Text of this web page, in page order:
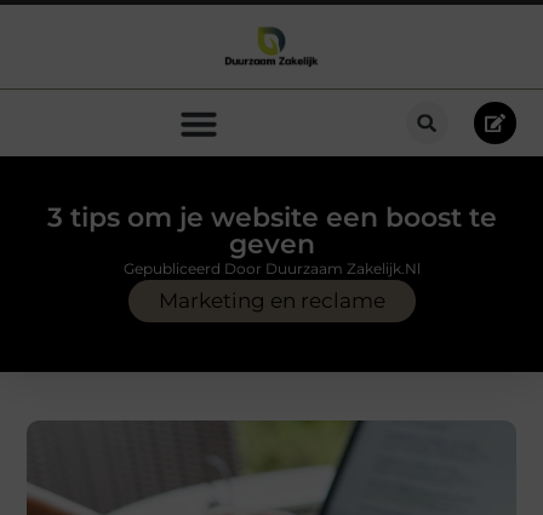
3 tips om je website een boost te
geven
Marketing en reclame
Gepubliceerd Door Duurzaam Zakelijk.nl